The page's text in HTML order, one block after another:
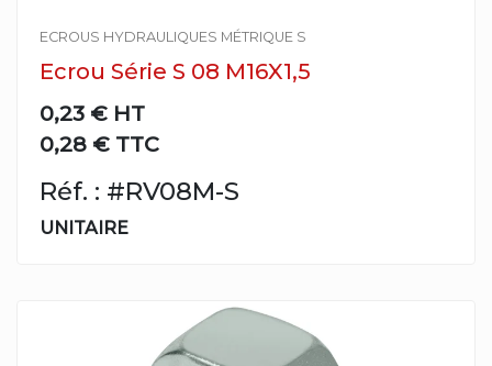
ECROUS HYDRAULIQUES MÉTRIQUE S
Ecrou Série S 08 M16X1,5
0,23 € HT
0,28 € TTC
Réf. : #RV08M-S
UNITAIRE